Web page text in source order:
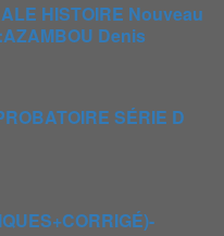
HISTOIRE Nouveau
Denis
SÉRIE D